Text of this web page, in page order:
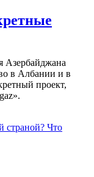
Азербайджана
в Албании и в
проект,